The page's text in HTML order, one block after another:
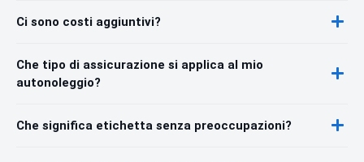
Ci sono costi aggiuntivi?
Che tipo di assicurazione si applica al mio
autonoleggio?
Che significa etichetta senza preoccupazioni?